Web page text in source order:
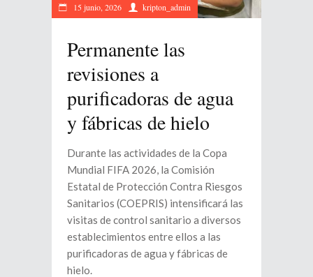
15 junio, 2026 kripton_admin
Permanente las
revisiones a
purificadoras de agua
y fábricas de hielo
Durante las actividades de la Copa
Mundial FIFA 2026, la Comisión
Estatal de Protección Contra Riesgos
Sanitarios (COEPRIS) intensificará las
visitas de control sanitario a diversos
establecimientos entre ellos a las
purificadoras de agua y fábricas de
hielo.